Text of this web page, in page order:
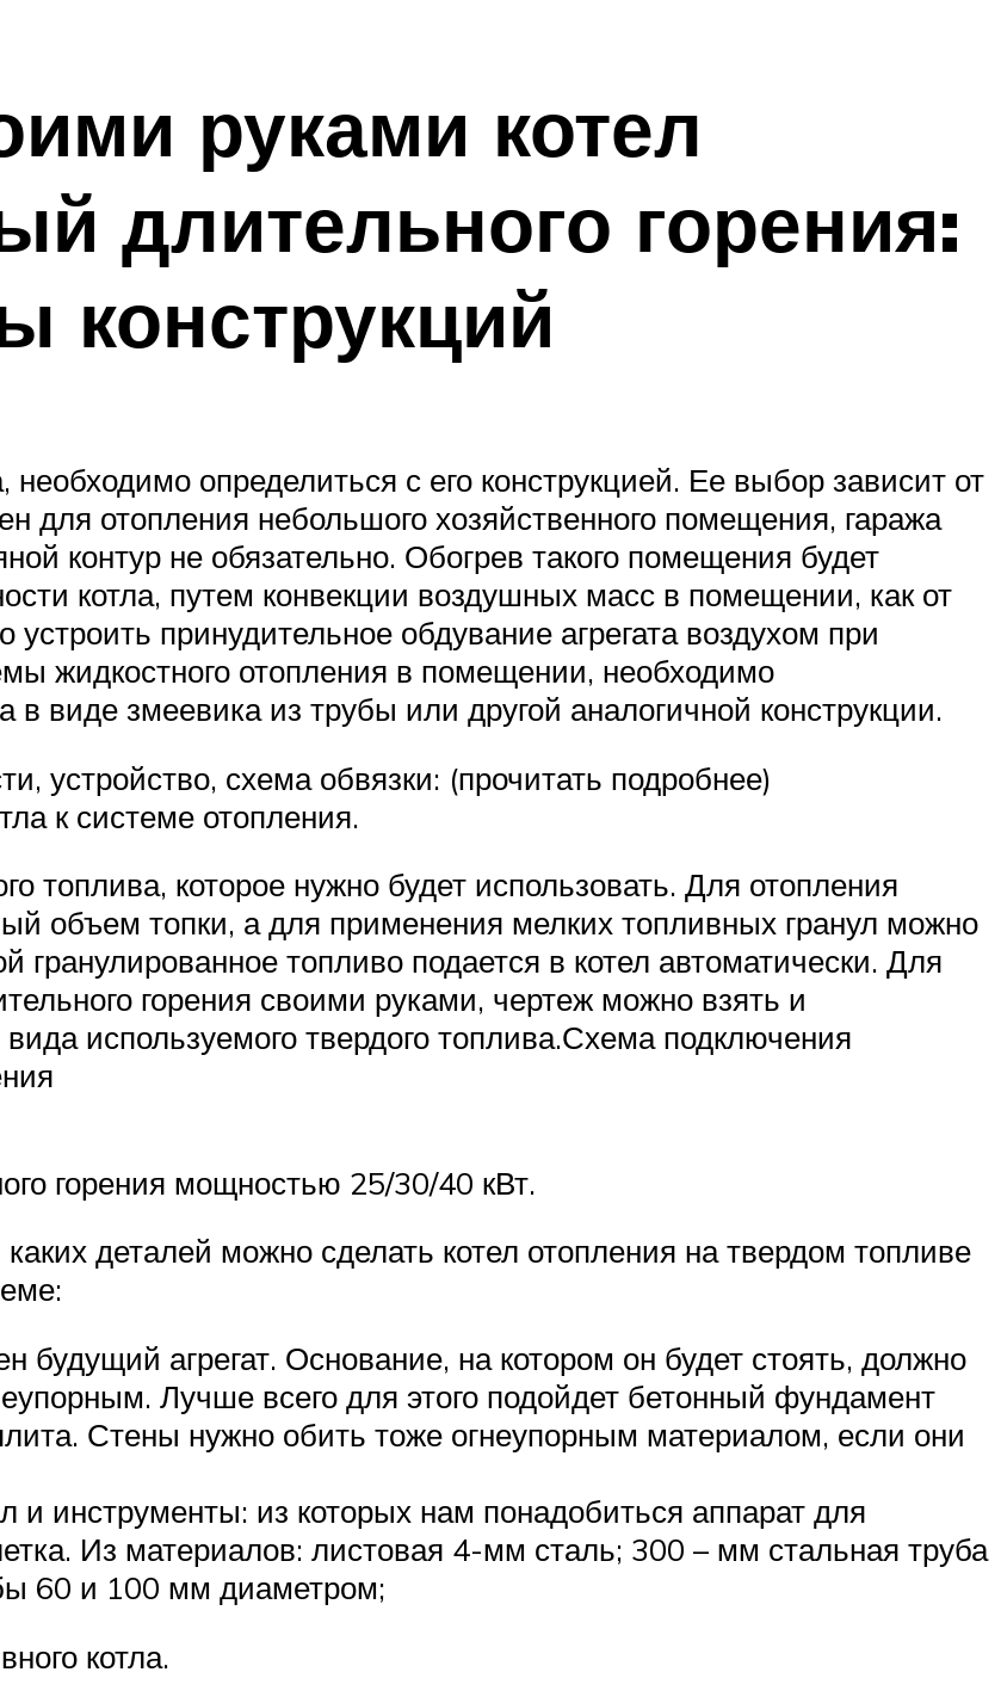
руками котел
длительного горения:
конструкций
необходимо определиться с его конструкцией. Ее выбор зависит от
для отопления небольшого хозяйственного помещения, гаража
контур не обязательно. Обогрев такого помещения будет
котла, путем конвекции воздушных масс в помещении, как от
принудительное обдувание агрегата воздухом при
жидкостного отопления в помещении, необходимо
в виде змеевика из трубы или другой аналогичной конструкции.
устройство, схема обвязки: (прочитать подробнее)
к системе отопления.
топлива, которое нужно будет использовать. Для отопления
объем топки, а для применения мелких топливных гранул можно
гранулированное топливо подается в котел автоматически. Для
горения своими руками, чертеж можно взять и
используемого твердого топлива.Схема подключения
горения мощностью 25/30/40 кВт.
деталей можно сделать котел отопления на твердом топливе
будущий агрегат. Основание, на котором он будет стоять, должно
Лучше всего для этого подойдет бетонный фундамент
Стены нужно обить тоже огнеупорным материалом, если они
инструменты: из которых нам понадобиться аппарат для
Из материалов: листовая 4-мм сталь; 300 – мм стальная труба
60 и 100 мм диаметром;
котла.